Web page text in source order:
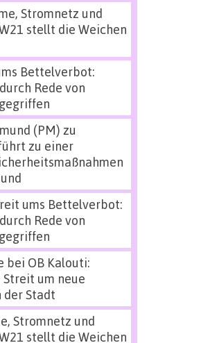
Stromnetz und
stellt die Weichen
Bettelverbot:
Rede von
(PM) zu
zu einer
ums Bettelverbot:
Rede von
bei OB Kalouti:
um neue
Stadt
Stromnetz und
stellt die Weichen